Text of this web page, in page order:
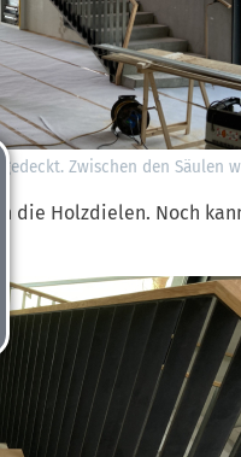
Zwischen den Säulen
die Holzdielen. Noch